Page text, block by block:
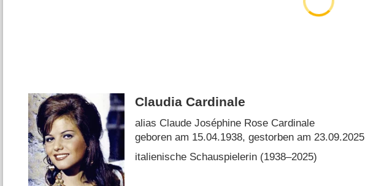
Claudia Cardinale
alias Claude Joséphine Rose Cardinale
geboren am 15.04.1938, gestorben am 23.09.2025
italienische Schauspielerin (1938⁠–⁠2025)